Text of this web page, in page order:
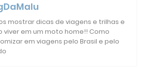
mostrar dicas de viagens e trilhas e
viver em um moto home!! Como
em viagens pelo Brasil e pelo